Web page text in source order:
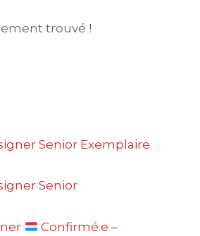
trouvé !
Senior Exemplaire
Senior
Confirmé.e –